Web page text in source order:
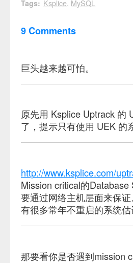
Tags: Ksplice, MySQL
9 Comments
巨头越来越可怕。
原先用 Ksplice Uptrack 的
了，提示只有使用 UEK 的
http://www.ksplice.com/
Mission critical的
要通过网络主机层面来保证
有很多常年不重启的系统估
那要看你是否遇到mission